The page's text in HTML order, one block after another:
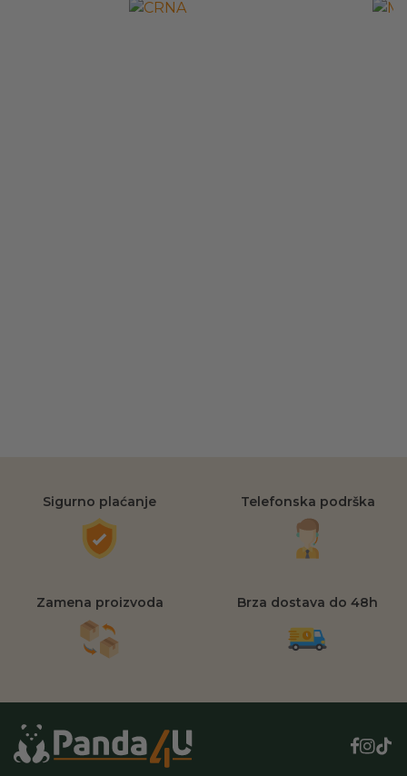
Sigurno plaćanje Telefonska podrška
Zamena proizvoda Brza dostava do 48h